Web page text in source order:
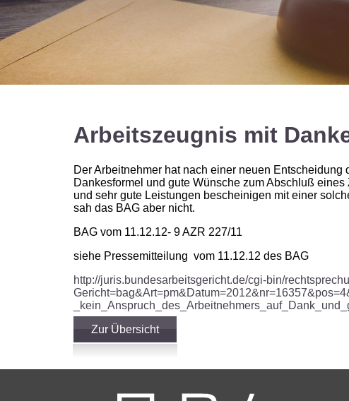
Arbeitszeugnis mit
Der Arbeitnehmer hat nach einer neuen
Dankesformel und gute Wünsche zum Abschluß
und sehr gute Leistungen bescheinigen mit einer
sah das BAG aber nicht.
BAG vom 11.12.12- 9 AZR 227/11
siehe Pressemitteilung vom 11.12.12 des BAG
http://juris.bundesarbeitsgericht.de/cgi-bin/
Zur Übersicht